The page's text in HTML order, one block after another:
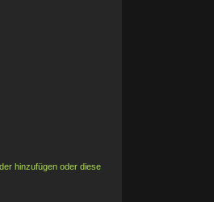
hinzufügen oder diese